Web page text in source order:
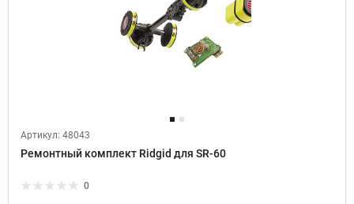
Артикул: 48043
Ремонтный комплект Ridgid для SR-60
0